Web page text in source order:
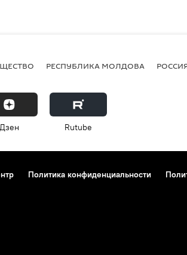
РЕСПУБЛИКА МОЛДОВА
Дзен Rutube
Политика конфиденциальности